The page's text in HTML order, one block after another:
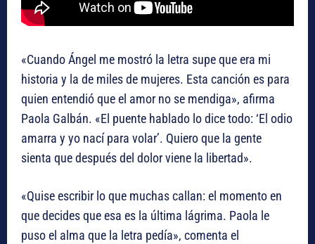
«Cuando Ángel me mostró la letra supe que era mi
historia y la de miles de mujeres. Esta canción es para
quien entendió que el amor no se mendiga», afirma
Paola Galbán. «El puente hablado lo dice todo: ‘El odio
amarra y yo nací para volar’. Quiero que la gente
sienta que después del dolor viene la libertad».
«Quise escribir lo que muchas callan: el momento en
que decides que esa es la última lágrima. Paola le
puso el alma que la letra pedía», comenta el